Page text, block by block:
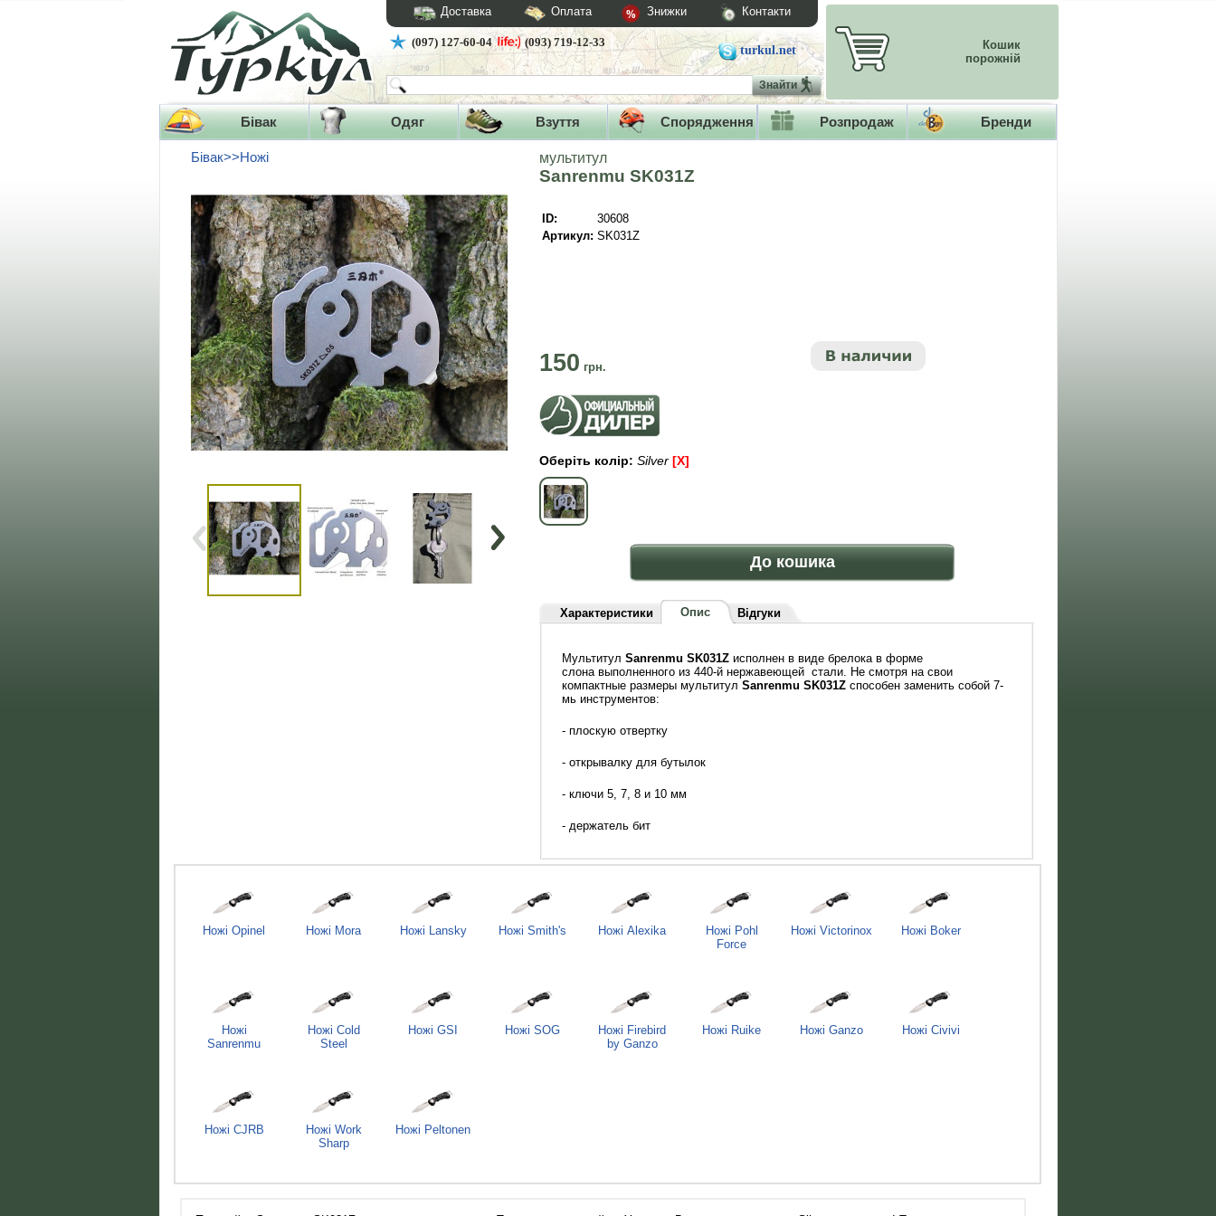
Доставка Оплата Знижки Контакти
(097) 127-60-04 (093) 719-12-33
turkul.net
Знайти
Кошик
порожній
Бівак Одяг Взуття Спорядження Розпродаж Бренди
Бівак>>Ножі мультитул
Sanrenmu SK031Z
ID:
30608
Артикул: SK031Z
150 грн.
Оберіть колір: Silver [x]
До кошика
Характеристики Опис Відгуки
Мультитул Sanrenmu SK031Zисполнен в виде брелока в форме
слона выполненного из 440-й нержавеющей стали. Не смотря на свои
компактные размеры мультитул Sanrenmu SK031Zспособен заменить собой 7-
мь инструментов:
- плоскую отвертку
- открывалку для бутылок
- ключи 5, 7, 8 и 10 мм
- держатель бит
Ножі Opinel Ножі Mora Ножі Lansky Ножі Smith's Ножі Alexika
Ножі Pohl
Force
Ножі Victorinox Ножі Boker
Ножі
Sanrenmu
Ножі Cold
Steel
Ножі GSI Ножі SOG
Ножі Firebird
by Ganzo
Ножі Ruike Ножі Ganzo Ножі Civivi
Ножі CJRB
Ножі Work
Sharp
Ножі Peltonen